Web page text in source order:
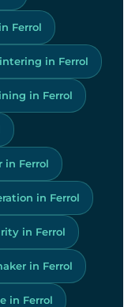
Ferrol
in Ferrol
in Ferrol
in Ferrol
in Ferrol
in Ferrol
in Ferrol
in Ferrol